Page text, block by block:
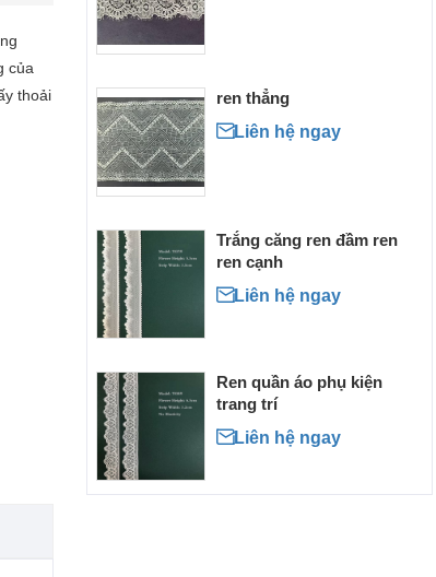
ren thẳng
Liên hệ ngay
Trắng căng ren đầm ren
ren cạnh
Liên hệ ngay
Ren quần áo phụ kiện
trang trí
Liên hệ ngay
của
thoải